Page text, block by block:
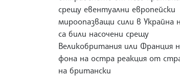
срещу евентуални европейски
мироопазващи сили в Украйна
са били насочени срещу
Великобритания или Франция
фона на остра реакция от
на британски